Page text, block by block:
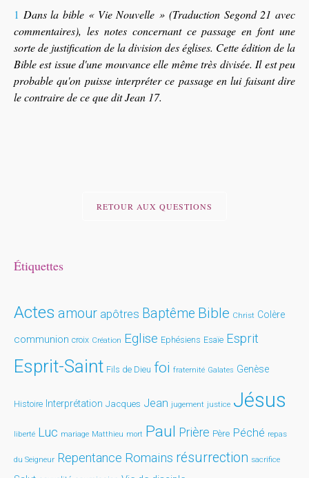
1 Dans la bible « Vie Nouvelle » (Traduction Segond 21 avec
commentaires), les notes concernant ce passage en font une
sorte de justification de la division des églises. Cette édition de la
Bible est issue d'une mouvance elle même très divisée. Il est peu
probable qu'on puisse interpréter ce passage en lui faisant dire
le contraire de ce que dit Jean 17.
RETOUR AUX QUESTIONS
Étiquettes
Actes amour apôtres Baptême Bible Christ Colère
communion croix Création Eglise Ephésiens Esaïe Esprit
Esprit-Saint Fils de Dieu foi fraternité Galates Genèse
Histoire Interprétation Jacques Jean jugement justice Jésus
liberté Luc mariage Matthieu mort Paul Prière Père Péché repas
du Seigneur Repentance Romains résurrection sacrifice